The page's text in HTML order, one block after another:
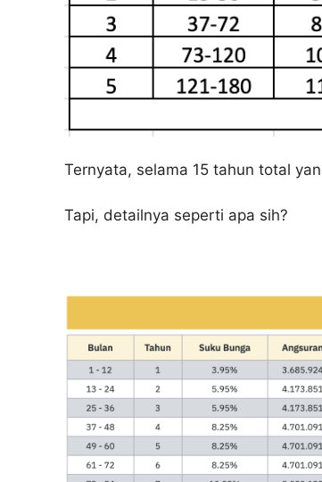
Ternyata, selama 15 tahun total
Tapi, detailnya seperti apa sih?